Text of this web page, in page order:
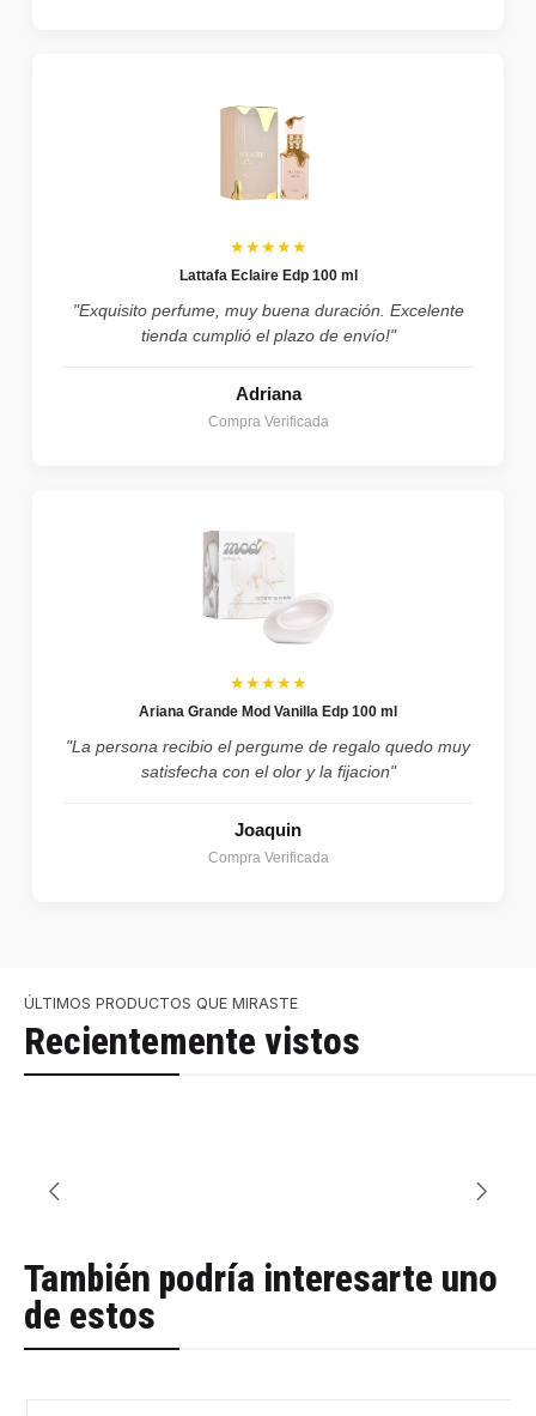
★★★★★
Lattafa Eclaire Edp 100 ml
"Exquisito perfume, muy buena duración. Excelente
tienda cumplió el plazo de envío!"
Adriana
Compra Verificada
★★★★★
Ariana Grande Mod Vanilla Edp 100 ml
"La persona recibio el pergume de regalo quedo muy
satisfecha con el olor y la fijacion"
Joaquin
Compra Verificada
ÚLTIMOS PRODUCTOS QUE MIRASTE
Recientemente vistos
También podría interesarte uno
de estos